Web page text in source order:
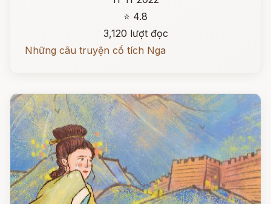
⭐ 4.8
3,120 lượt đọc
Những câu truyện cổ tích Nga